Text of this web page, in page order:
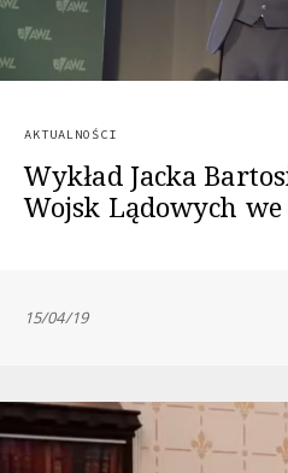
AKTUALNOŚCI
Wykład Jacka
Wojsk Lądowych
15/04/19